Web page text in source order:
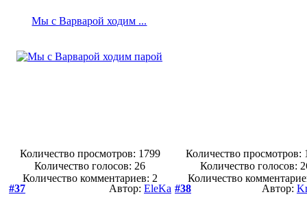
Мы с Варварой ходим ...
Количество просмотров: 1799
Количество голосов: 26
Количество комментариев: 2
Количество просмотров:
Количество голосов:
Количество
#37
Автор: EleKa #38 Автор: